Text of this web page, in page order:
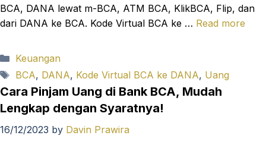
BCA, DANA lewat m-BCA, ATM BCA, KlikBCA, Flip, dan
dari DANA ke BCA. Kode Virtual BCA ke … Read more
Categories
Keuangan
Tags
BCA, DANA, Kode Virtual BCA ke DANA, Uang
Cara Pinjam Uang di Bank BCA, Mudah
Lengkap dengan Syaratnya!
16/12/2023 by Davin Prawira